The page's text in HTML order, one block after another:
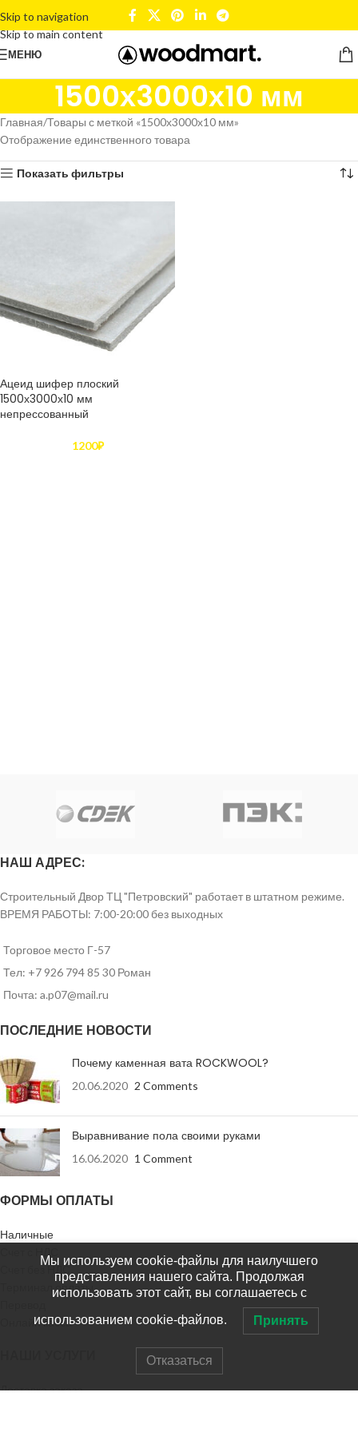
Skip to navigation
Skip to main content
МЕНЮ
1500х3000х10 мм
Главная Товары с меткой «1500х3000х10 мм»
Отображение единственного товара
Показать фильтры
Ацеид шифер плоский
1500х3000х10 мм
непрессованный
1200₽
НАШ АДРЕС:
Строительный Двор ТЦ "Петровский" работает в штатном режиме.
ВРЕМЯ РАБОТЫ: 7:00-20:00 без выходных
Торговое место Г-57
Тел: +7 926 794 85 30 Роман
Почта: a.p07@mail.ru
ПОСЛЕДНИЕ НОВОСТИ
Почему каменная вата ROCKWOOL?
20.06.2020 2 Comments
Выравнивание пола своими руками
16.06.2020 1 Comment
ФОРМЫ ОПЛАТЫ
Наличные
Счет без НДС
Терминал оплаты
Онлайн касса
Доставка заказа
Мы используем cookie-файлы для наилучшего
представления нашего сайта. Продолжая
использовать этот сайт, вы соглашаетесь с
использованием cookie-файлов. Принять
Отказаться